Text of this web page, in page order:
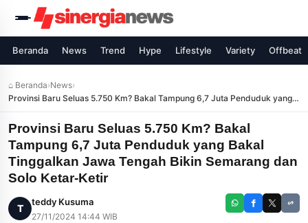
Beranda News Trend Hype Lifestyle Variety Offbeat
⌂ Beranda›News›
Provinsi Baru Seluas 5.750 Km? Bakal Tampung 6,7 Juta Penduduk yang
Bakal Tinggalkan Jawa Tengah Bikin Semarang dan Solo Ketar-Ketir
Provinsi Baru Seluas 5.750 Km? Bakal
Tampung 6,7 Juta Penduduk yang Bakal
Tinggalkan Jawa Tengah Bikin Semarang dan
Solo Ketar-Ketir
T
teddy Kusuma
27/11/2024 14:44 WIB